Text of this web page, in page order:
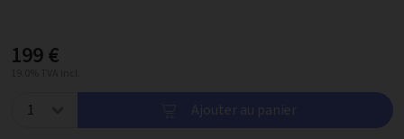
199 €
Ajouter au panier